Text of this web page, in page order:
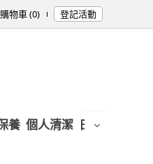
購物車 (0) 登記活動
養 個人清潔 日用/紙品